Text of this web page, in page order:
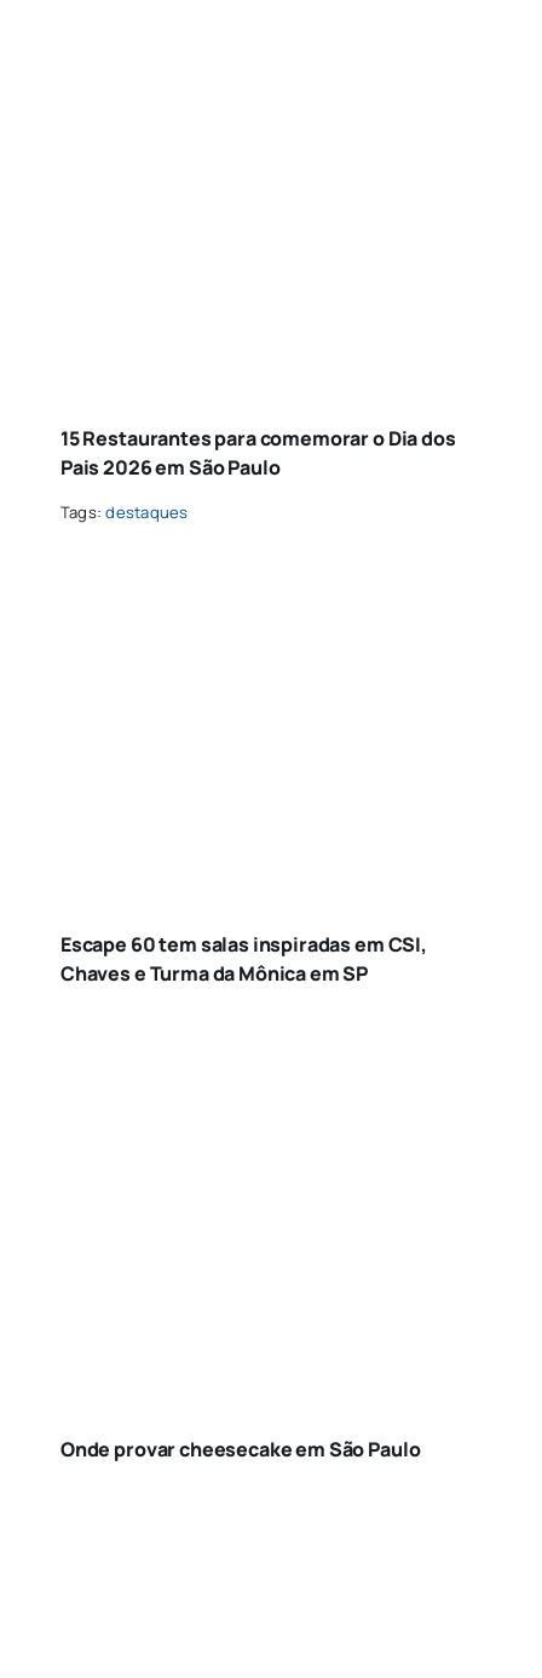
15 Restaurantes para comemorar o Dia dos
Pais 2026 em São Paulo
Tags:destaques
Escape 60 tem salas inspiradas em CSI,
Chaves e Turma da Mônica em SP
Onde provar cheesecake em São Paulo